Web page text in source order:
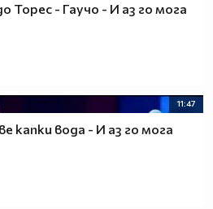
Торес - Гаучо - И аз го мога
11:47
капки вода - И аз го мога